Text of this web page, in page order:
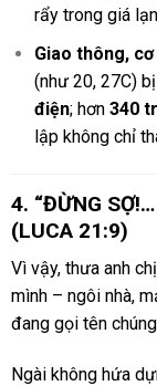
rẩy trong giá
Giao thông,
(như 20, 27C)
điện; hơn 340
lập không chỉ
4. “ĐỪNG
(LUCA 21:9)
Vì vậy, thưa anh
mình – ngôi nhà,
đang gọi tên
Ngài không hứa